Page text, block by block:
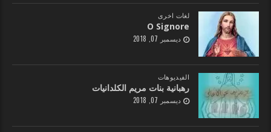
لغات اخرى
O Signore
ديسمبر 07, 2018
الفيديوهات
رهبانية بنات مريم الكلدانيات
ديسمبر 07, 2018